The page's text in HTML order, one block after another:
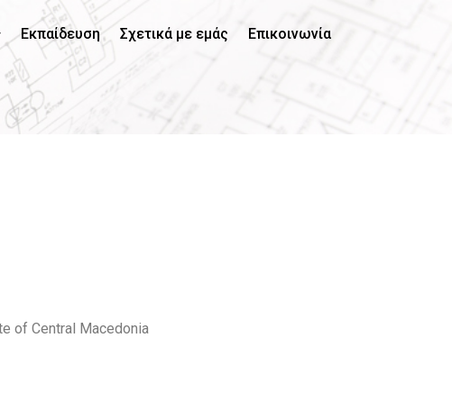
Εκπαίδευση Σχετικά με εμάς Επικοινωνία
of Central Macedonia